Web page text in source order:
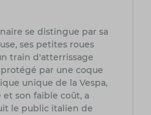
se distingue par sa
ses petites roues
train d'atterrissage
par une coque
unique de la Vespa,
et son faible coût, a
le public italien de